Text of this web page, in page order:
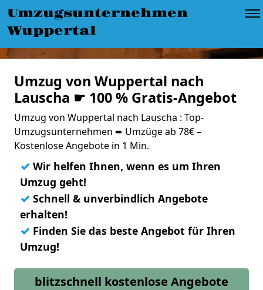
Umzugsunternehmen
Wuppertal
Umzug von Wuppertal nach
Lauscha ☛ 100 % Gratis-Angebot
Umzug von Wuppertal nach Lauscha : Top-
Umzugsunternehmen ➨ Umzüge ab 78€ –
Kostenlose Angebote in 1 Min.
✓ Wir helfen Ihnen, wenn es um Ihren
Umzug geht!
✓ Schnell & unverbindlich Angebote
erhalten!
✓ Finden Sie das beste Angebot für Ihren
Umzug!
blitzschnell kostenlose Angebote